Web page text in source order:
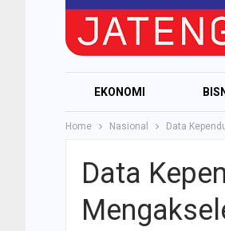
EKONOMI
Home Nasional Data
Data